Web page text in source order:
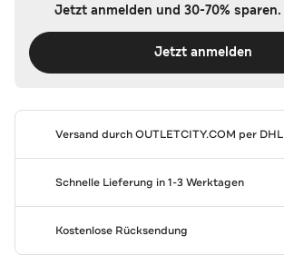
Jetzt anmelden und 30-70% sparen.
Jetzt anmelden
Versand durchOUTLETCITY.COM per DHL
Schnelle Lieferung in 1-3 Werktagen
Kostenlose Rücksendung